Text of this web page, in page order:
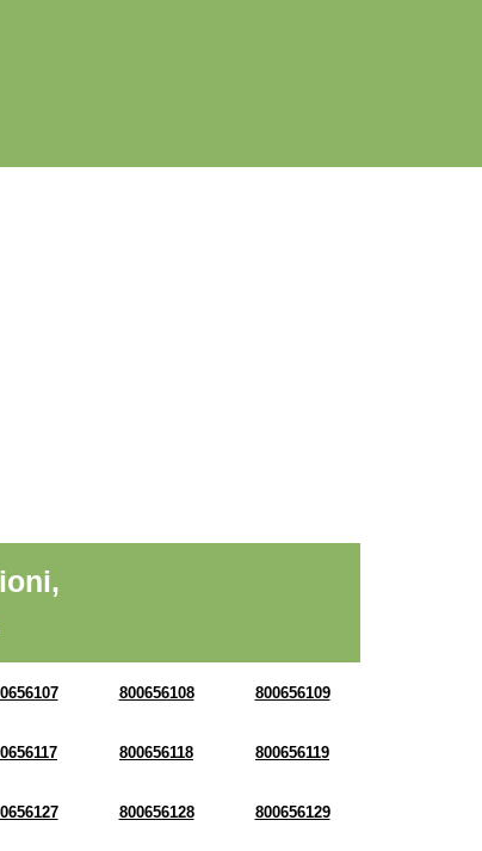
800656108 800656109
800656118 800656119
800656128 800656129